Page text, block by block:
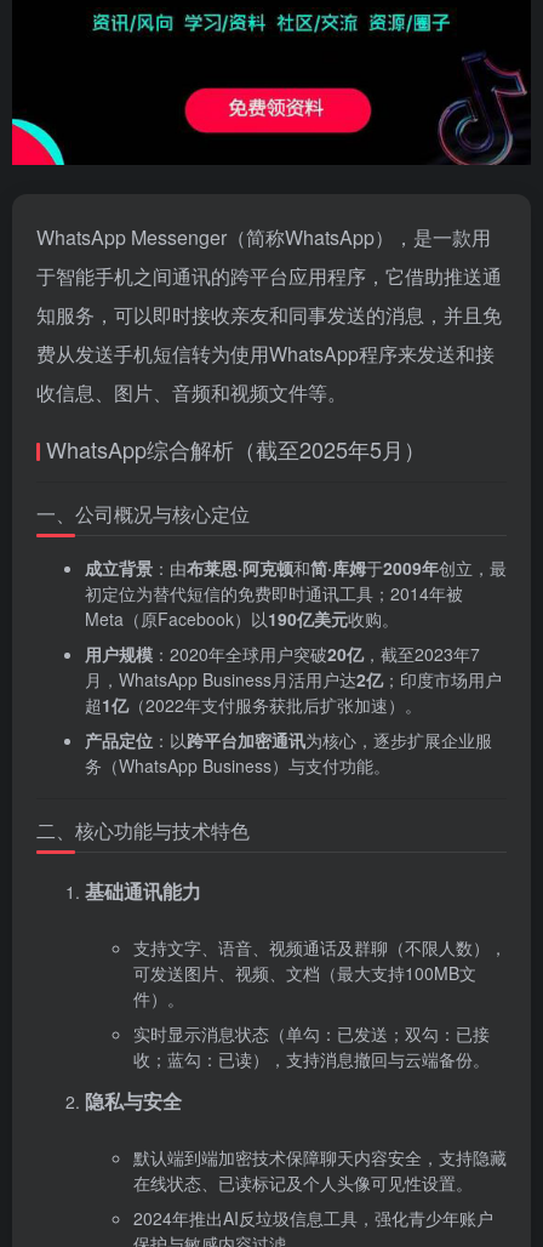
WhatsApp Messenger（简称WhatsApp），是一款用
于智能手机之间通讯的跨平台应用程序，它借助推送通
知服务，可以即时接收亲友和同事发送的消息，并且免
费从发送手机短信转为使用WhatsApp程序来发送和接
收信息、图片、音频和视频文件等。
WhatsApp综合解析（截至2025年5月）
一、公司概况与核心定位
成立背景 ‌：由‌布莱恩·阿克顿‌和‌简·库姆‌于‌2009年‌创立，最
初定位为替代短信的免费即时通讯工具；2014年被
Meta（原Facebook）以‌190亿美元‌收购。
用户规模 ‌：2020年全球用户突破‌20亿‌，截至2023年7
月，WhatsApp Business月活用户达‌2亿‌；印度市场用户
超‌1亿‌（2022年支付服务获批后扩张加速）。
产品定位 ‌：以‌跨平台加密通讯‌为核心，逐步扩展企业服
务（WhatsApp Business）与支付功能。
二、核心功能与技术特色
基础通讯能力
支持文字、语音、视频通话及群聊（不限人数），
可发送图片、视频、文档（最大支持100MB文
件）。
实时显示消息状态（单勾：已发送；双勾：已接
收；蓝勾：已读），支持消息撤回与云端备份。
隐私与安全
默认端到端加密技术保障聊天内容安全，支持隐藏
在线状态、已读标记及个人头像可见性设置。
2024年推出AI反垃圾信息工具，强化青少年账户